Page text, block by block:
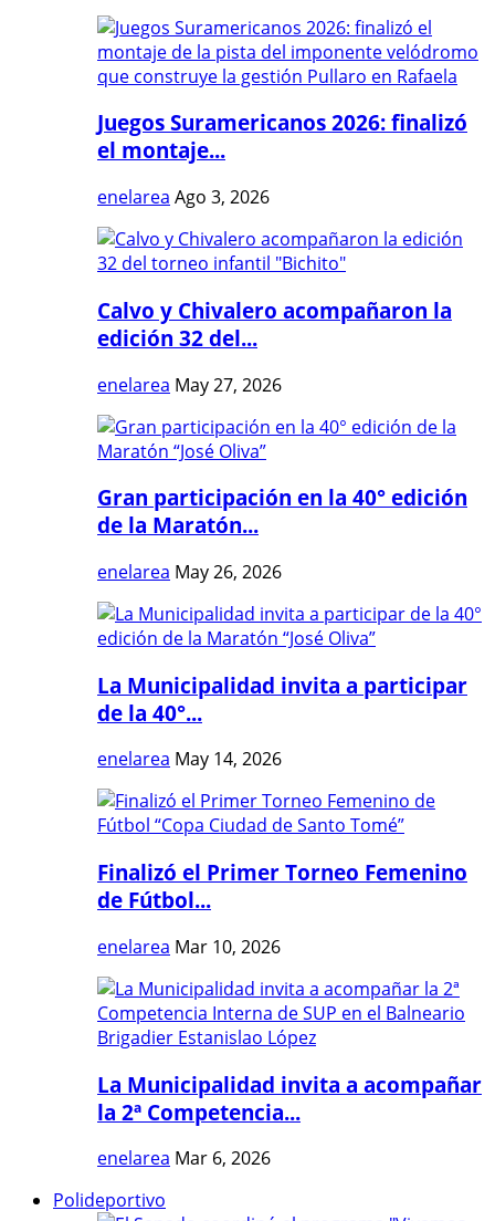
Juegos Suramericanos 2026: finalizó
el montaje...
enelarea Ago 3, 2026
Calvo y Chivalero acompañaron la
edición 32 del...
enelarea May 27, 2026
Gran participación en la 40° edición
de la Maratón...
enelarea May 26, 2026
La Municipalidad invita a participar
de la 40°...
enelarea May 14, 2026
Finalizó el Primer Torneo Femenino
de Fútbol...
enelarea Mar 10, 2026
La Municipalidad invita a acompañar
la 2ª Competencia...
enelarea Mar 6, 2026
Polideportivo